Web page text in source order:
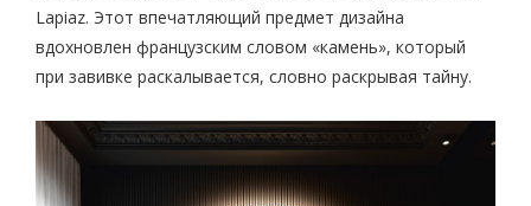
Lapiaz. Этот впечатляющий предмет дизайна
вдохновлен французским словом «камень», который
при завивке раскалывается, словно раскрывая тайну.